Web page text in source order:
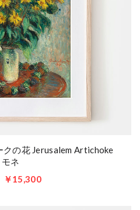
の花 Jerusalem Artichoke
ネ
￥15,300